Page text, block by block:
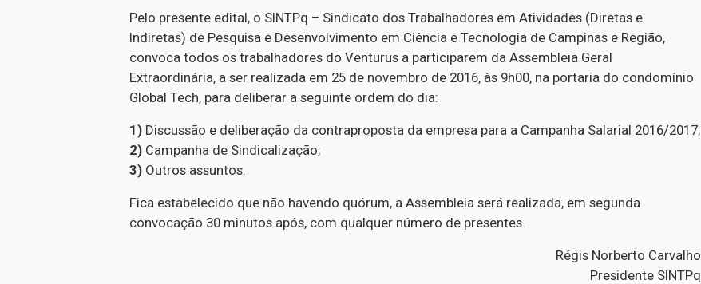
Pelo presente edital, o SINTPq – Sindicato dos Trabalhadores em Atividades (Diretas e
Indiretas) de Pesquisa e Desenvolvimento em Ciência e Tecnologia de Campinas e Região,
convoca todos os trabalhadores do Venturus a participarem da Assembleia Geral
Extraordinária, a ser realizada em 25 de novembro de 2016, às 9h00, na portaria do condomínio
Global Tech, para deliberar a seguinte ordem do dia:
1) Discussão e deliberação da contraproposta da empresa para a Campanha Salarial 2016/2017;
2) Campanha de Sindicalização;
3) Outros assuntos.
Fica estabelecido que não havendo quórum, a Assembleia será realizada, em segunda
convocação 30 minutos após, com qualquer número de presentes.
Régis Norberto Carvalho
Presidente SINTPq